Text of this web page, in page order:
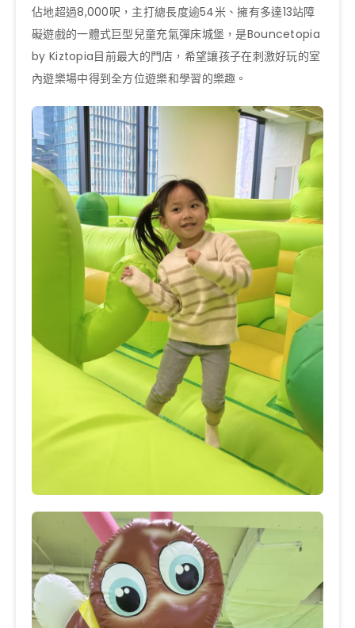
佔地超過8,000呎，主打總長度逾54米、擁有多達13站障
礙遊戲的一體式巨型兒童充氣彈床城堡，是Bouncetopia
by Kiztopia目前最大的門店，希望讓孩子在刺激好玩的室
內遊樂場中得到全方位遊樂和學習的樂趣。